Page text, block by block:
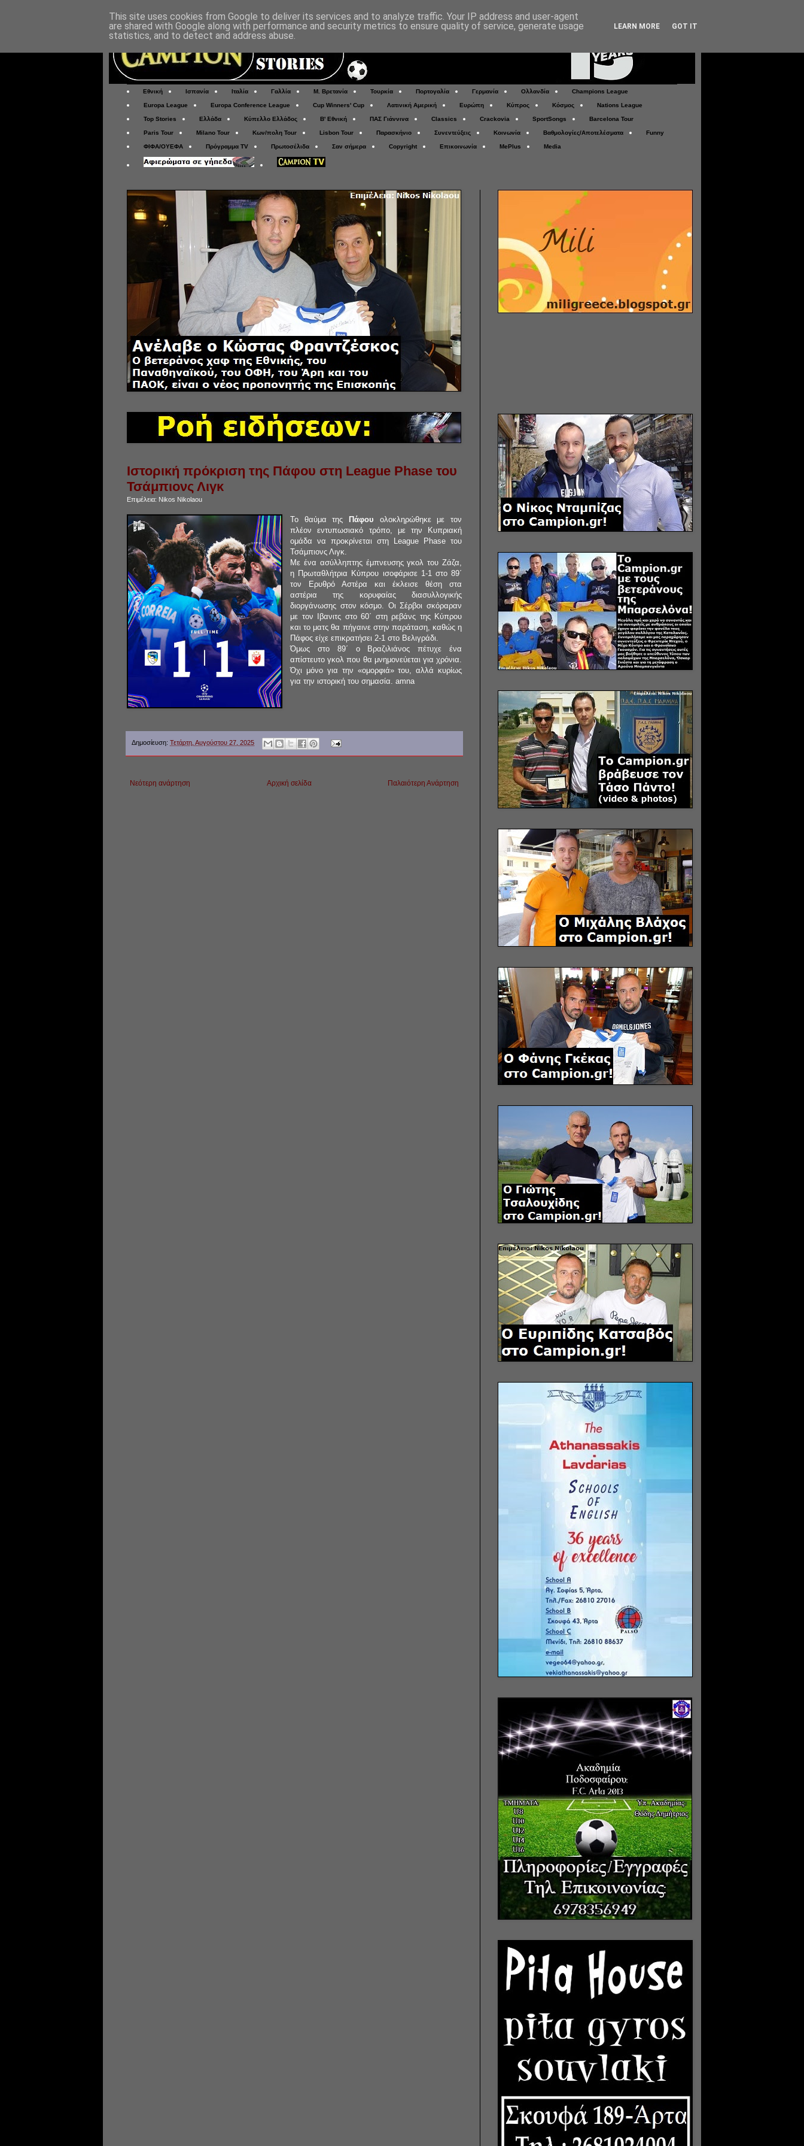
Εθνική Ισπανία Ιταλία Γαλλία Μ. Βρετανία Τουρκία Πορτογαλία Γερμανία Ολλανδία Champions League
Europa League Europa Conference League Cup Winners' Cup Λατινική Αμερική Ευρώπη Κύπρος Κόσμος Nations League
Top Stories Ελλάδα Κύπελλο Ελλάδος Β' Εθνική ΠΑΣ Γιάννινα Classics Crackovia SportSongs Barcelona Tour
Paris Tour Milano Tour Κων/πολη Tour Lisbon Tour Παρασκήνιο Συνεντεύξεις Κοινωνία Βαθμολογίες/Αποτελέσματα Funny
ΦΙΦΑ/ΟΥΕΦΑ Πρόγραμμα TV Πρωτοσέλιδα Σαν σήμερα Copyright Επικοινωνία MePlus Media
Ιστορική πρόκριση της Πάφου στη League Phase του
Τσάμπιονς Λιγκ
Επιμέλεια: Nikos Nikolaou
Το θαύμα της Πάφου ολοκληρώθηκε με τον
πλέον εντυπωσιακό τρόπο, με την Κυπριακή
ομάδα να προκρίνεται στη League Phase του
Τσάμπιονς Λιγκ.
Με ένα ασύλληπτης έμπνευσης γκολ του Ζάζα,
η Πρωταθλήτρια Κύπρου ισοφάρισε 1-1 στο 89΄
τον Ερυθρό Αστέρα και έκλεισε θέση στα
αστέρια της κορυφαίας διασυλλογικής
διοργάνωσης στον κόσμο. Οι Σέρβοι σκόραραν
με τον Ιβανιτς στο 60΄ στη ρεβάνς της Κύπρου
και το ματς θα πήγαινε στην παράταση, καθώς η
Πάφος είχε επικρατήσει 2-1 στο Βελιγράδι.
Όμως στο 89΄ ο Βραζιλιάνος πέτυχε ένα
απίστευτο γκολ που θα μνημονεύεται για χρόνια.
Όχι μόνο για την «ομορφιά» του, αλλά κυρίως
για την ιστορική του σημασία. amna
Δημοσίευση: Τετάρτη, Αυγούστου 27, 2025
Νεότερη ανάρτηση Παλαιότερη Ανάρτηση
Αρχική σελίδα
This site uses cookies from Google to deliver its services and to analyze traffic. Your IP address and user-agent
are shared with Google along with performance and security metrics to ensure quality of service, generate usage
statistics, and to detect and address abuse.
LEARN MORE GOT IT